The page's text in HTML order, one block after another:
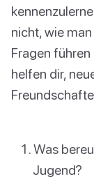
nicht, wie
Fragen
helfen dir,
Was
Jugend?